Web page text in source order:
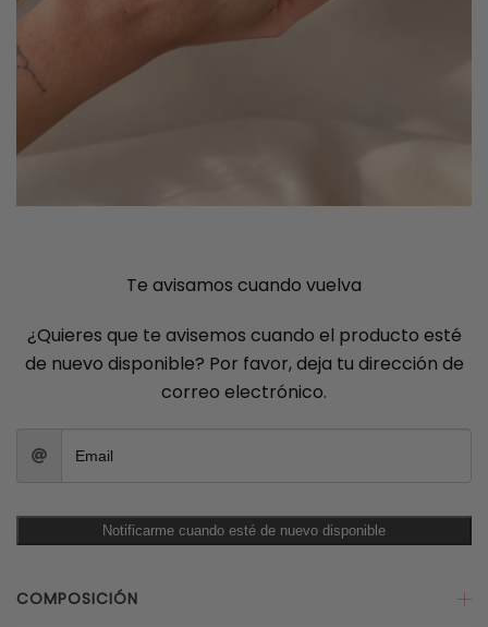
Te avisamos cuando vuelva
¿Quieres que te avisemos cuando el producto esté
de nuevo disponible? Por favor, deja tu dirección de
correo electrónico.
Notificarme cuando esté de nuevo disponible
COMPOSICIÓN